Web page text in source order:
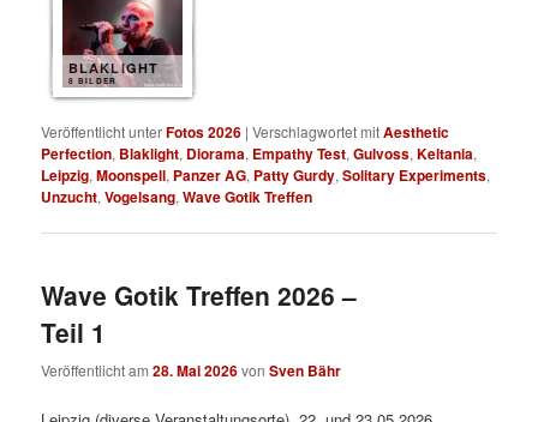
BLAKLIGHT
8 BILDER
Veröffentlicht unterFotos 2026 |Verschlagwortet mitAesthetic
Perfection, Blaklight, Diorama, Empathy Test,Gulvoss,Keltania,
Leipzig,Moonspell, Panzer AG, Patty Gurdy,Solitary Experiments,
Unzucht,Vogelsang,Wave Gotik Treffen
Wave Gotik Treffen 2026 –
Teil 1
Veröffentlicht am28. Mai 2026vonSven Bähr